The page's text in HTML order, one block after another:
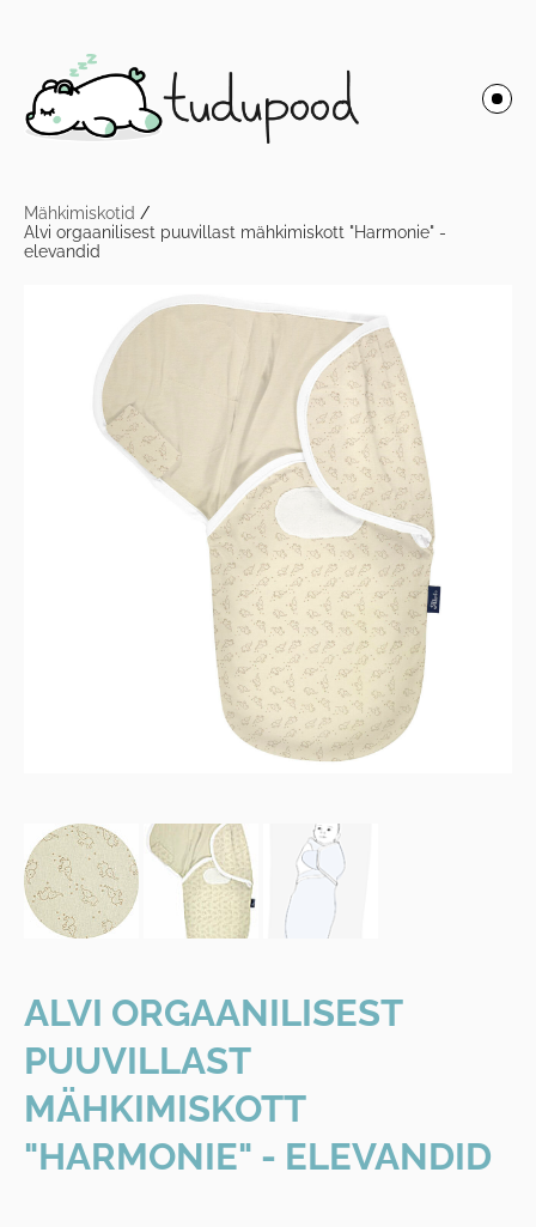
Mähkimiskotid /
Alvi orgaanilisest puuvillast mähkimiskott "Harmonie" -
elevandid
ALVI ORGAANILISEST
PUUVILLAST
MÄHKIMISKOTT
"HARMONIE" - ELEVANDID